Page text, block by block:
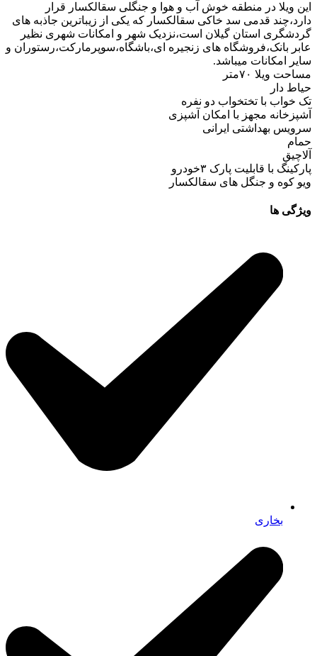
این ویلا در منطقه خوش آب و هوا و جنگلی سقالکسار قرار
دارد،چند قدمی سد خاکی سقالکسار که یکی از زیباترین جاذبه های
گردشگری استان گیلان است،نزدیک شهر و امکانات شهری نظیر
عابر بانک،فروشگاه های زنجیره ای،باشگاه،سوپرمارکت،رستوران و
سایر امکانات میباشد.
مساحت ویلا ۷۰متر
حیاط دار
تک خواب با تختخواب دو نفره
آشپزخانه مجهز با امکان آشپزی
سرویس بهداشتی ایرانی
حمام
آلاچیق
پارکینگ با قابلیت پارک ۳خودرو
ویو کوه و جنگل های سقالکسار
ویژگی ها
بخاری